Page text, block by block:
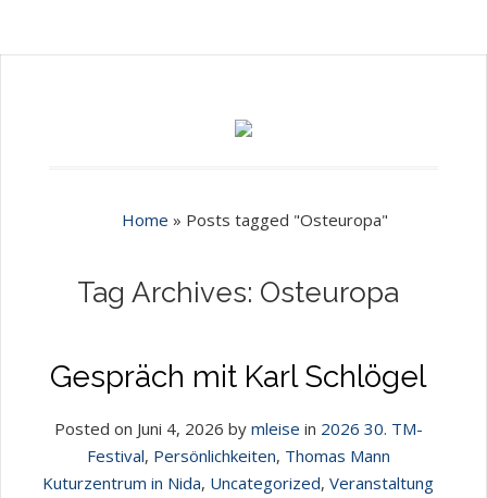
Home » Posts tagged "Osteuropa"
Tag Archives: Osteuropa
Gespräch mit Karl Schlögel
Posted on Juni 4, 2026 by mleise in 2026 30. TM-
Festival, Persönlichkeiten, Thomas Mann
Kuturzentrum in Nida, Uncategorized, Veranstaltung